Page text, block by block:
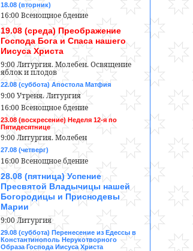
18.08 (вторник)
16:00 Всенощное бдение
19.08 (среда) Преображение
Господа Бога и Спаса нашего
Иисуса Христа
9:00 Литургия. Молебен. Освящение
яблок и плодов
22.08 (суббота) Апостола Матфия
9:00 Утреня. Литургия
16:00 Всенощное бдение
23.08 (воскресение) Неделя 12-я по
Пятидесятнице
9:00 Литургия. Молебен
27.08 (четверг)
16:00 Всенощное бдение
28.08 (пятница) Успение
Пресвятой Владычицы нашей
Богородицы и Приснодевы
Марии
9:00 Литургия
29.08 (суббота) Перенесение из Едессы в
Константинополь Нерукотворного
Образа Господа Иисуса Христа